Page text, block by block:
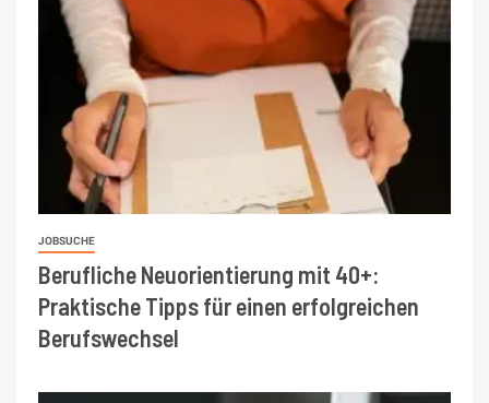
JOBSUCHE
Berufliche Neuorientierung mit 40+:
Praktische Tipps für einen erfolgreichen
Berufswechsel